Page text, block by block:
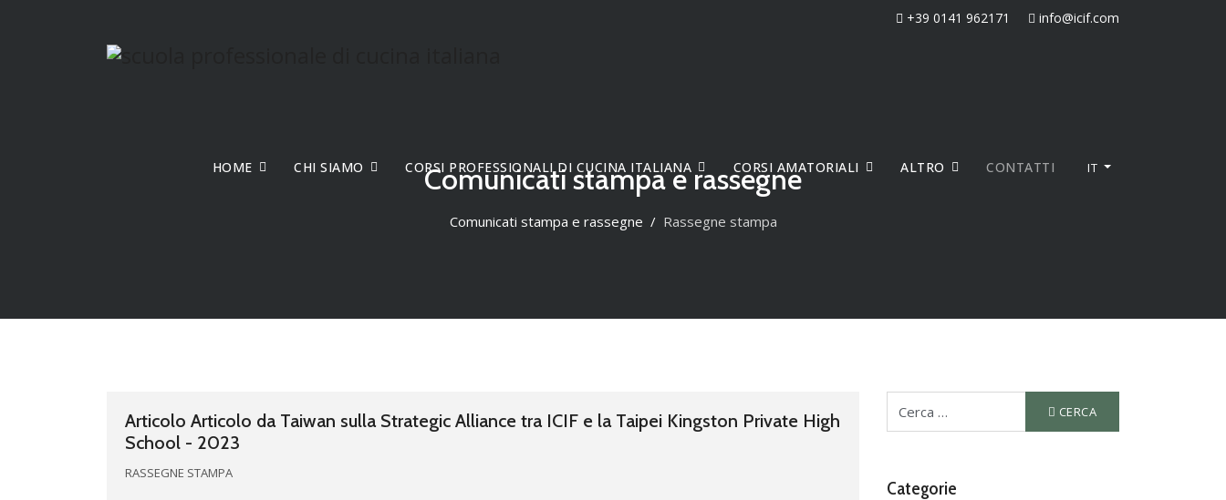
+39 0141 962171 info@icif.com
HOME CHI SIAMO CORSI PROFESSIONALI DI CUCINA ITALIANA CORSI AMATORIALI ALTRO CONTATTI IT
Comunicati stampa e rassegne
Comunicati stampa e rassegne Rassegne stampa
Articolo Articolo da Taiwan sulla Strategic Alliance tra ICIF e la Taipei Kingston Private High
School - 2023
RASSEGNE STAMPA
CERCA
Categorie